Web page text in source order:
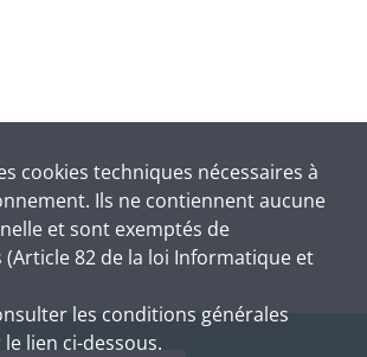
cookies techniques nécessaires à
Ils ne contiennent aucune
et sont exemptés de
82 de la loi Informatique et
les conditions générales
lien ci-dessous.